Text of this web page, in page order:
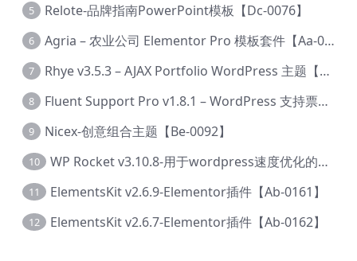
5 Relote-品牌指南PowerPoint模板【Dc-0076】
6 Agria – 农业公司 Elementor Pro 模板套件【Aa-0003】
7 Rhye v3.5.3 – AJAX Portfolio WordPress 主题【Bi-0049】
8 Fluent Support Pro v1.8.1 – WordPress 支持票务系统【Cc-0041】
9 Nicex-创意组合主题【Be-0092】
10 WP Rocket v3.10.8-用于wordpress速度优化的缓存加速插件【Cd-0019】
11 ElementsKit v2.6.9-Elementor插件【Ab-0161】
12 ElementsKit v2.6.7-Elementor插件【Ab-0162】